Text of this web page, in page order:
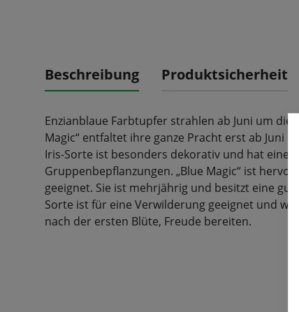
Beschreibung Produktsicherheit
Enzianblaue Farbtupfer strahlen ab Juni um die
Magic“ entfaltet ihre ganze Pracht erst ab Juni
Iris-Sorte ist besonders dekorativ und hat eine
Gruppenbepflanzungen. „Blue Magic“ ist
geeignet. Sie ist mehrjährig und besitzt eine
Sorte ist für eine Verwilderung geeignet und
nach der ersten Blüte, Freude bereiten.